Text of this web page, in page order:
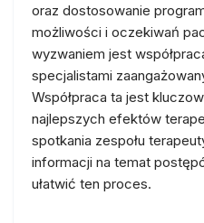
oraz dostosowanie
możliwości i oczekiwań
wyzwaniem jest
specjalistami
Współpraca ta jest
najlepszych efektów
spotkania zespołu
informacji na temat
ułatwić ten proces.